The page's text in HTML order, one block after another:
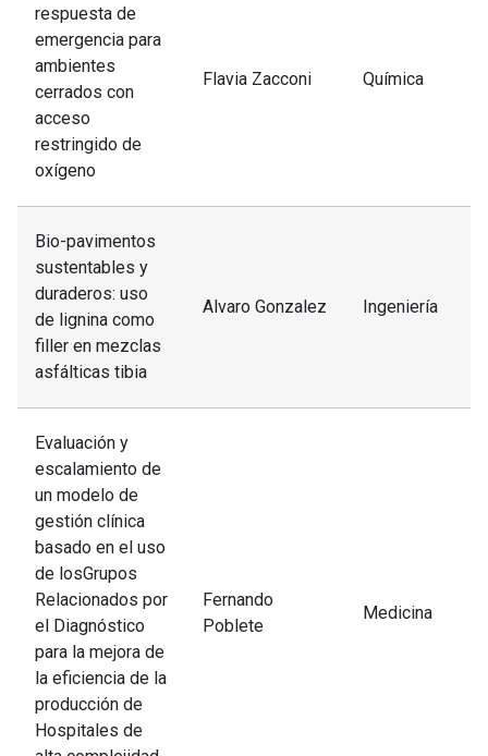
respuesta de
emergencia para
ambientes
cerrados con
acceso
restringido de
oxígeno
Flavia Zacconi Química
Bio-pavimentos
sustentables y
duraderos: uso
de lignina como
filler en mezclas
asfálticas tibia
Alvaro Gonzalez Ingeniería
Evaluación y
escalamiento de
un modelo de
gestión clínica
basado en el uso
de losGrupos
Relacionados por
el Diagnóstico
para la mejora de
la eficiencia de la
producción de
Hospitales de
Fernando
Poblete
Medicina